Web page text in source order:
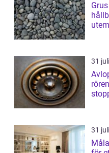
Grus
31
31
Målare i